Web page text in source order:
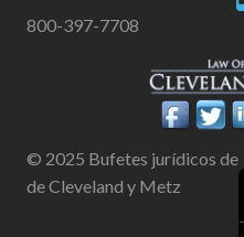
800-397-7708
© 2025 Bufetes jurídicos de
de Cleveland y Metz